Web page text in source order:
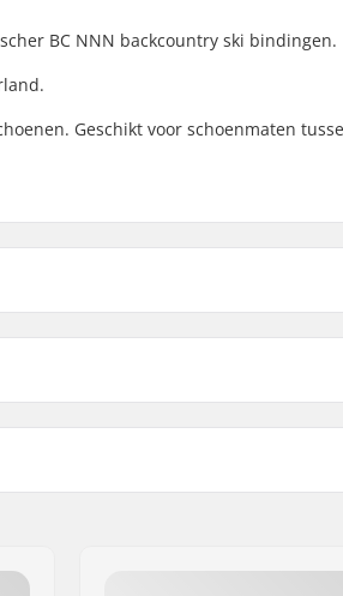
BC NNN backcountry ski bindingen.
Geschikt voor schoenmaten
Gewicht - pr. paar:
Bindingen: